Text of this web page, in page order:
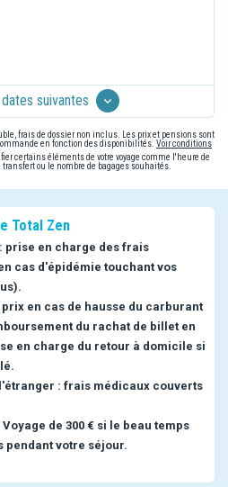
suivantes
frais de dossier non inclus. Les prix et pensions sont
en fonction des disponibilités. Voir conditions
certains éléments de votre voyage comme l'heure de
ou le nombre de bagages souhaités.
Total Zen
prise en charge des frais
cas d'épidémie touchant vos
en cas de hausse du carburant
du rachat de billet en
en charge du retour à domicile si
: frais médicaux couverts
de 300 € si le beau temps
pendant votre séjour.